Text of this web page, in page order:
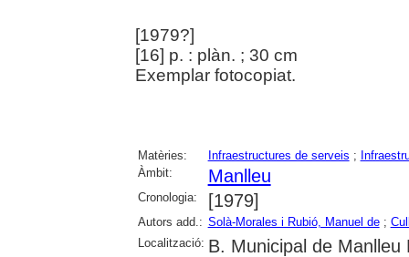
[1979?]
[16] p. : plàn. ; 30 cm
Exemplar fotocopiat.
Matèries: Infraestructures de serveis ;
Àmbit:
Manlleu
Cronologia: [1979]
Autors add.: Solà-Morales i Rubió, Manuel de;
Localització: B. Municipal de Manlleu